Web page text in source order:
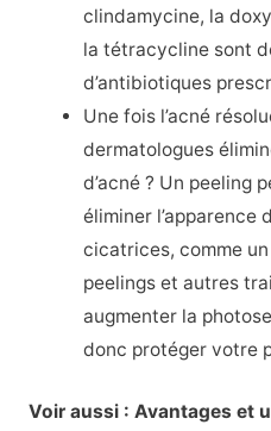
clindamycine, la
la tétracycline sont
d’antibiotiques
Une fois l’acné
dermatologues
d’acné ? Un peeling
éliminer l’apparence
cicatrices, comme
peelings et autres
augmenter la
donc protéger votre
Voir aussi : Avantages et